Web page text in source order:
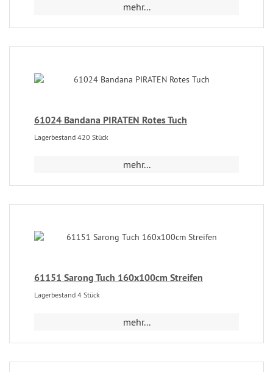
mehr...
61024 Bandana PIRATEN Rotes Tuch
Lagerbestand 420 Stück
mehr...
61151 Sarong Tuch 160x100cm Streifen
Lagerbestand 4 Stück
mehr...